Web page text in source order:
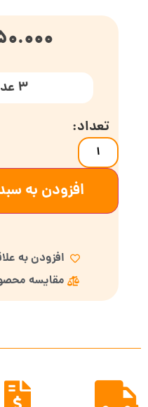
3 عدد در انبار
افزودن به
افزودن به
مقایسه